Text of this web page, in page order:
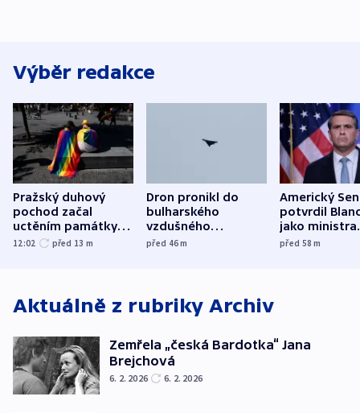
Výběr redakce
Pražský duhový
pochod začal
uctěním památky
obětí berlínského
12:02 před 13 m
Dron pronikl do
bulharského
vzdušného
prostoru,
před 46m
Americký
potvrdil
jako ministra
před 58m
Aktuálně z rubriky Archiv
Zemřela „česká Bardotka“ Jana
Brejchová
6. 2. 2026 6. 2. 2026